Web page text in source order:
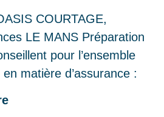
COURTAGE,
LE MANS Préparation
pour l’ensemble
matière d’assurance :